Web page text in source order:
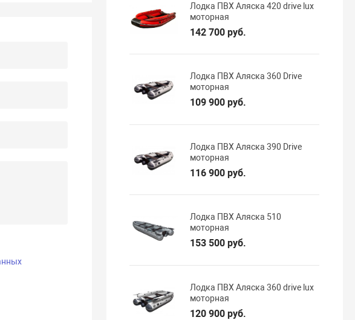
Лодка ПВХ Аляска 420 drive lux
моторная
142 700 руб.
Лодка ПВХ Аляска 360 Drive
моторная
109 900 руб.
Лодка ПВХ Аляска 390 Drive
моторная
116 900 руб.
Лодка ПВХ Аляска 510
моторная
153 500 руб.
Лодка ПВХ Аляска 360 drive lux
моторная
120 900 руб.